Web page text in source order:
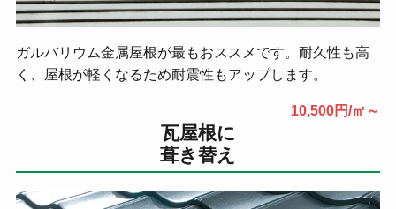
ガルバリウム金属屋根が最もおススメです。耐久性も高
く、屋根が軽くなるため耐震性もアップします。
10,500円/㎡～
瓦屋根に
葺き替え